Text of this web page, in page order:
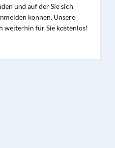
und auf der Sie sich
können. Unsere
weiterhin für Sie kostenlos!